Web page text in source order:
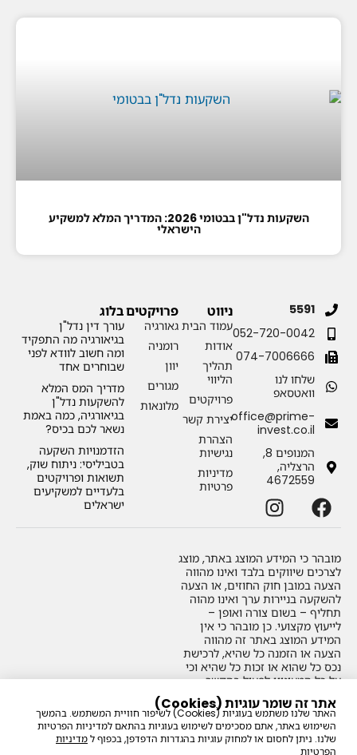
השקעות נדל"ן בבטומי 2026: המדריך המלא למשקיע
הישראלי
5591
052-720-0042
074-7006666
שלחו לנו
וואטסאפ
office@prime-
invest.co.il
המנופים 8,
הרצליה,
4672559
ניווט
עמוד הבית
אודות
תהליך
הליווי
פרויקטים
יצירת קשר
הצהרת
נגישיות
מדיניות
פרטיות
פרויקטים
גאורגיה
רומניה
יוון
מגורים
מלונאות
בלוג
עורך דין נדל"ן
בגיאורגיה מה התפקיד
ומה חשוב לוודא לפני
שבוחרים אחד
מדריך המס המלא
להשקעות נדל"ן
בגיאורגיה, כמה באמת
נשאר לכם בכיס?
הזדמנויות השקעה
בטביליסי: ניתוח שוק,
תשואות ופרויקטים
בלעדיים למשקיעים
ישראלים
מובהר כי המידע המוצג באתר, מוצג
לצרכים שיווקים בלבד ואינו מהווה
הצעה במובן חוק החוזים, או הצעה
להשקעה בניירות ערך ואינו מהוה
תחליף – בשום צורה ואופן –
לייעוץ מקצועי. כן מובהר כי אין
המידע המוצג באתר זה מהווה
הצעה או הזמנה כל שהיא, לרכישת
נכס כל שהוא או זכות כל שהיא וכי
על כל המעוניין לפעול בהקשר
לעשות זאת
רק לאחר קבלת ייעוץ מקצועי
אישי,נפרד.
לפריים גלובל אסטס בע"מ
514385616
אתר זה שומר עוגיות (Cookies)
האתר שלנו משתמש בעוגיות (Cookies) לשיפור חוויית המשתמש. בהמשך
השימוש באתר, אתם מסכימים לשימוש בעוגיות בהתאם למדיניות הפרטיות
שלנו. ניתן לחסום או למחוק עוגיות בהגדרות הדפדפן, בכפוף למדיניות
הפרטיות